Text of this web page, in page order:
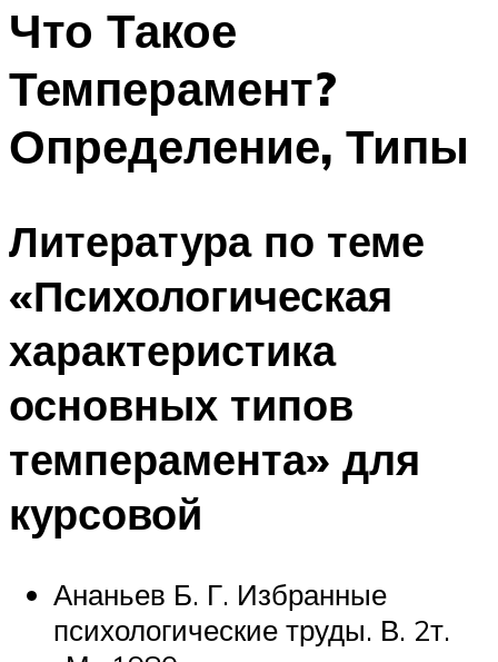
Что Такое
Темперамент?
Определение, Типы
Литература по теме
«Психологическая
характеристика
основных типов
темперамента» для
курсовой
Ананьев Б. Г. Избранные
психологические труды. В. 2т.